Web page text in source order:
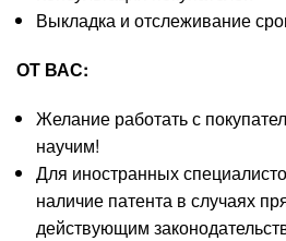
Выкладка и отслеживание
ОТ ВАС:
Желание работать с
научим!
Для иностранных
наличие патента в случаях
действующим